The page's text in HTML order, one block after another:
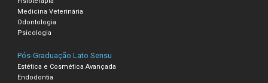
Medicina Veterinária
Odontologia
Psicologia
Pós-Graduação Lato Sensu
Estética e Cosmética Avançada
Endodontia